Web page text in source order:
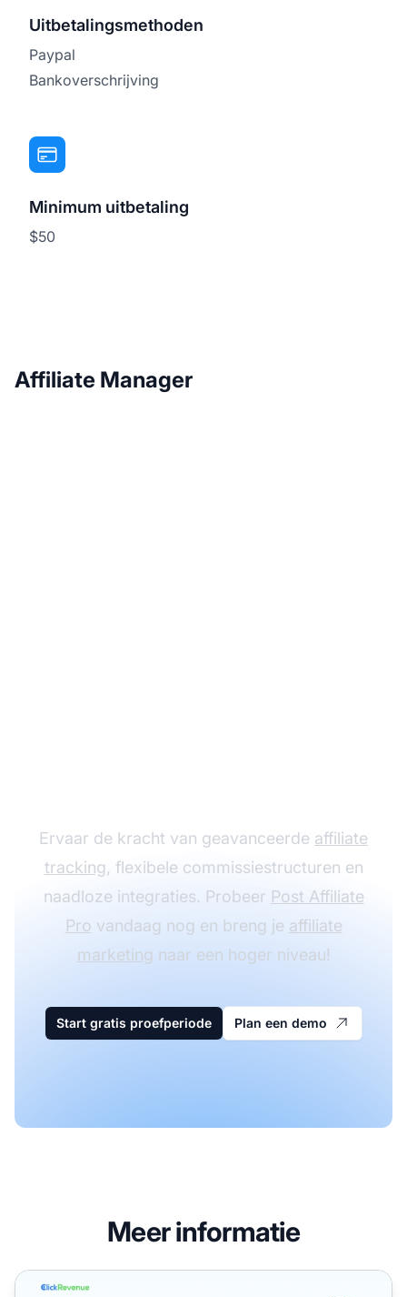
Uitbetalingsmethoden
Paypal
Bankoverschrijving
Minimum uitbetaling
$50
Affiliate Manager
Ervaar de kracht van geavanceerde affiliate
tracking, flexibele commissiestructuren en
naadloze integraties. Probeer Post Affiliate
Pro vandaag nog en breng je affiliate
marketing naar een hoger niveau!
Start gratis proefperiode Plan een demo
Meer informatie
ClickRevenue Affiliate Programma